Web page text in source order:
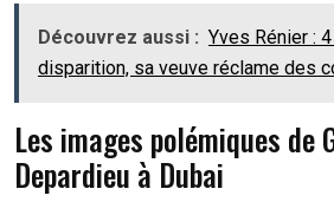
Découvrez aussi : Yves Rénier :
disparition, sa veuve réclame des
Les images polémiques de
Depardieu à Dubai